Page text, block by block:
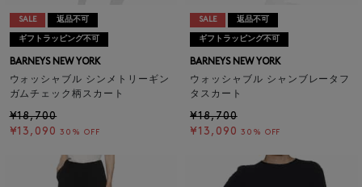
SALE 返品不可
ギフトラッピング不可
BARNEYS NEW YORK
ウォッシャブル シンメトリーギン
ガムチェック柄スカート
¥18,700
¥13,090 30% OFF
SALE 返品不可
ギフトラッピング不可
BARNEYS NEW YORK
ウォッシャブル シャンブレータフ
タスカート
¥18,700
¥13,090 30% OFF